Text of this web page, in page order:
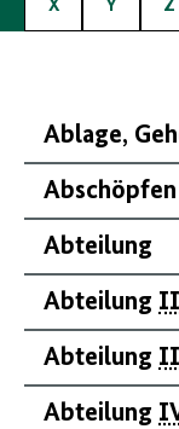
X Y Z
Ablage,
Abschöpfen
Abteilung
Abteilung
Abteilung
Abteilung